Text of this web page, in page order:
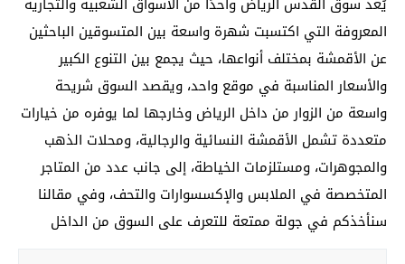
المعروفة التي اكتسبت شهرة واسعة بين المتسوقين الباحثين
عن الأقمشة بمختلف أنواعها، حيث يجمع بين التنوع الكبير
والأسعار المناسبة في موقع واحد، ويقصد السوق شريحة
واسعة من الزوار من داخل الرياض وخارجها لما يوفره من خيارات
متعددة تشمل الأقمشة النسائية والرجالية، ومحلات الذهب
والمجوهرات، ومستلزمات الخياطة، إلى جانب عدد من المتاجر
المتخصصة في الملابس والإكسسوارات والتحف، وفي مقالنا
سنأخذكم في جولة ممتعة للتعرف على السوق من الداخل